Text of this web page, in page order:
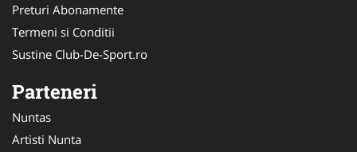
Preturi Abonamente
Termeni si Conditii
Sustine Club-De-Sport.ro
Parteneri
Nuntas
Artisti Nunta